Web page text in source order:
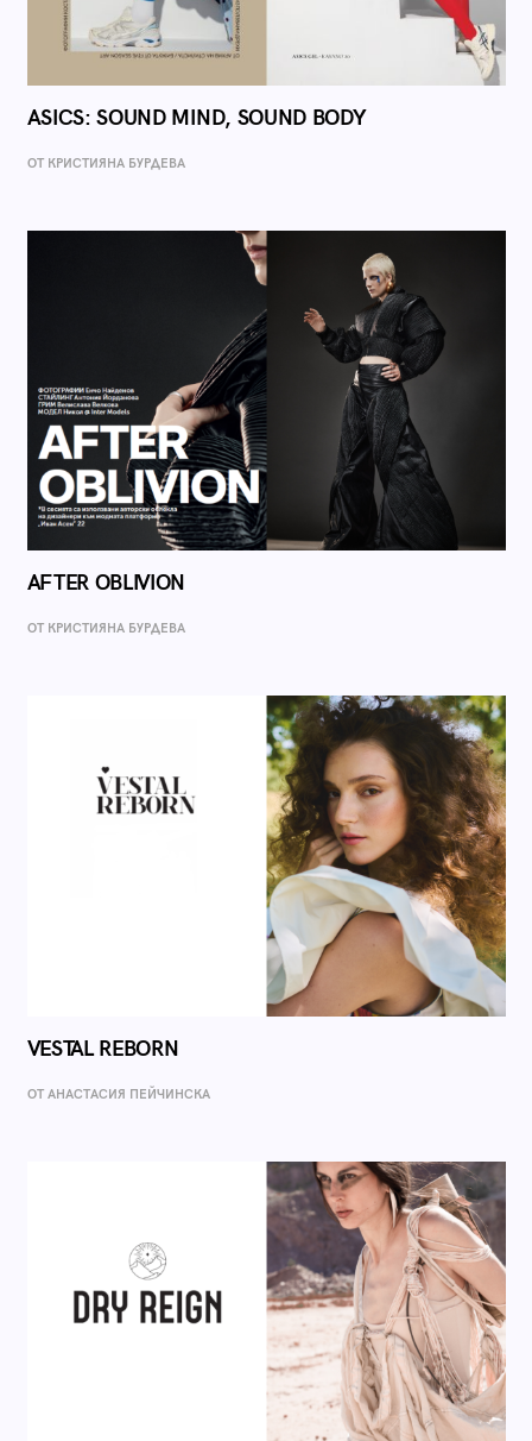
ASICS: SOUND MIND, SOUND BODY
ОТ КРИСТИЯНА БУРДЕВА
AFTER OBLIVION
ОТ КРИСТИЯНА БУРДЕВА
VESTAL REBORN
ОТ AНАСТАСИЯ ПЕЙЧИНСКА